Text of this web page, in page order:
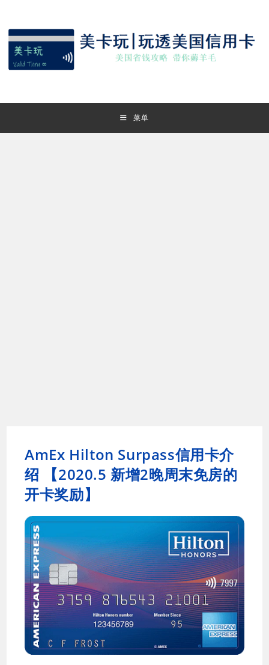
content
菜单
AmEx Hilton Surpass信用卡介
绍 【2020.5 新增2晚周末免房的
开卡奖励】